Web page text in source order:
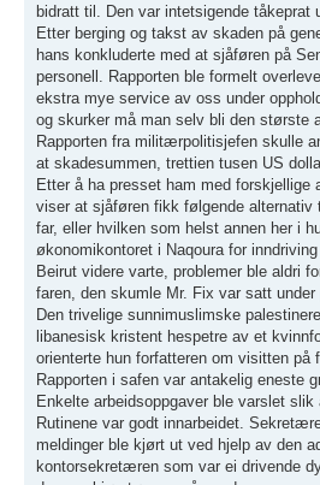
bidratt til. Den var intetsigende tåkeprat
Etter berging og takst av skaden på
hans konkluderte med at sjåføren på
personell. Rapporten ble formelt
ekstra mye service av oss under
og skurker må man selv bli den største
Rapporten fra militærpolitisjefen skulle
at skadesummen, trettien tusen US
Etter å ha presset ham med
viser at sjåføren fikk følgende alternativ
far, eller hvilken som helst annen her i
økonomikontoret i Naqoura for
Beirut videre varte, problemer ble aldri
faren, den skumle Mr. Fix var satt under
Den trivelige sunnimuslimske
libanesisk kristent hespetre av et
orienterte hun forfatteren om visitten på
Rapporten i safen var antakelig eneste
Enkelte arbeidsoppgaver ble varslet
Rutinene var godt innarbeidet.
meldinger ble kjørt ut ved hjelp av den
kontorsekretæren som var ei drivende